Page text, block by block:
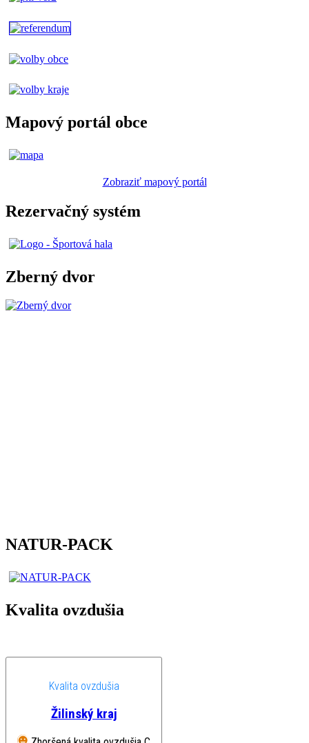
Mapový portál obce
Zobraziť mapový portál
Rezervačný systém
Zberný dvor
NATUR-PACK
Kvalita ovzdušia
Kvalita ovzdušia
Žilinský kraj